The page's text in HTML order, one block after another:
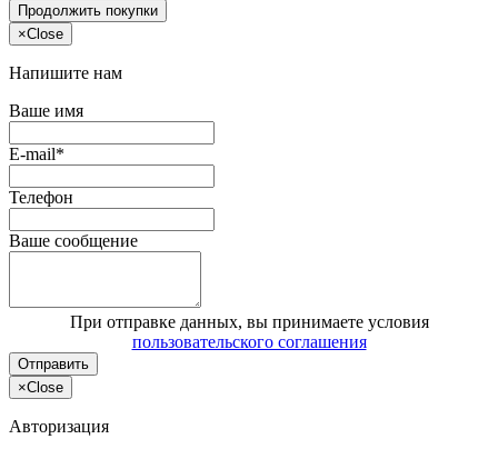
Продолжить покупки
×Close
Напишите нам
Ваше имя
E-mail*
Телефон
Ваше сообщение
При отправке данных, вы принимаете условия
пользовательского соглашения
Отправить
×Close
Авторизация